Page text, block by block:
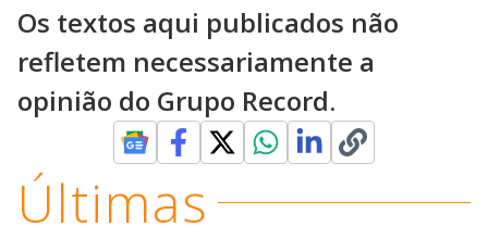
Os textos aqui publicados não
refletem necessariamente a
opinião do Grupo Record.
Últimas